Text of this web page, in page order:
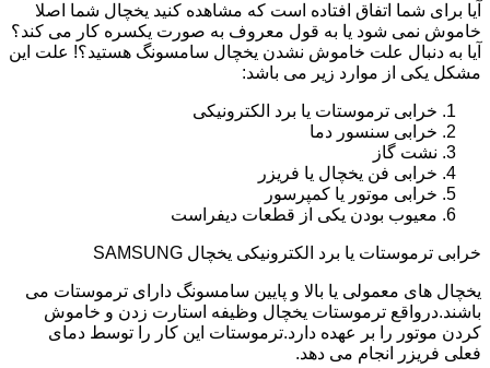
آیا برای شما اتفاق افتاده است که مشاهده کنید یخچال شما اصلا
خاموش نمی شود یا به قول معروف به صورت یکسره کار می کند؟
آیا به دنبال علت خاموش نشدن یخچال سامسونگ هستید؟! علت این
مشکل یکی از موارد زیر می باشد:
خرابی ترموستات یا برد الکترونیکی
خرابی سنسور دما
نشت گاز
خرابی فن یخچال یا فریزر
خرابی موتور یا کمپرسور
معیوب بودن یکی از قطعات دیفراست
خرابی ترموستات یا برد الکترونیکی یخچال SAMSUNG
یخچال های معمولی یا بالا و پایین سامسونگ دارای ترموستات می
باشند.درواقع ترموستات یخچال وظیفه استارت زدن و خاموش
کردن موتور را بر عهده دارد.ترموستات این کار را توسط دمای
فعلی فریزر انجام می دهد.